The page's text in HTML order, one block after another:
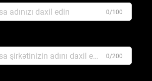
0/100
0/200